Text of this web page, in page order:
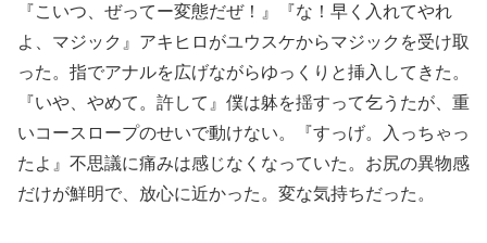
『こいつ、ぜってー変態だぜ！』『な！早く入れてやれ
よ、マジック』アキヒロがユウスケからマジックを受け取
った。指でアナルを広げながらゆっくりと挿入してきた。
『いや、やめて。許して』僕は躰を揺すって乞うたが、重
いコースロープのせいで動けない。『すっげ。入っちゃっ
たよ』不思議に痛みは感じなくなっていた。お尻の異物感
だけが鮮明で、放心に近かった。変な気持ちだった。